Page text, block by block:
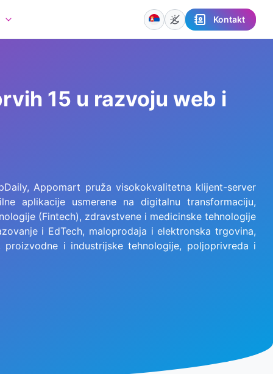
Kontakt
15 u razvoju web i
Appomart pruža visokokvalitetna klijent-server
aplikacije usmerene na digitalnu transformaciju,
(Fintech), zdravstvene i medicinske tehnologije
i EdTech, maloprodaja i elektronska trgovina,
i industrijske tehnologije, poljoprivreda i